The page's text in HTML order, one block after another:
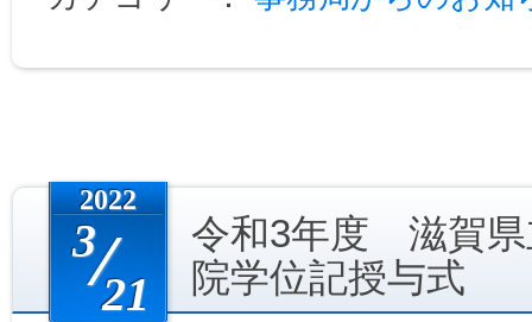
2022
3
21
令和3年度 滋賀県
院学位記授与式